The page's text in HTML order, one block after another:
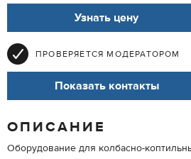
Узнать цену
ПРОВЕРЯЕТСЯ МОДЕРАТОРОМ
Показать контакты
ОПИСАНИЕ
Оборудование для колбасно-